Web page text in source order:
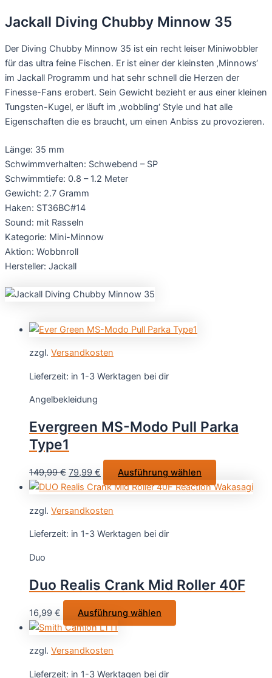
Jackall Diving Chubby Minnow 35
Der Diving Chubby Minnow 35 ist ein recht leiser Miniwobbler
für das ultra feine Fischen. Er ist einer der kleinsten ‚Minnows‘
im Jackall Programm und hat sehr schnell die Herzen der
Finesse-Fans erobert. Sein Gewicht bezieht er aus einer kleinen
Tungsten-Kugel, er läuft im ‚wobbling‘ Style und hat alle
Eigenschaften die es braucht, um einen Anbiss zu provozieren.
Länge: 35 mm
Schwimmverhalten: Schwebend – SP
Schwimmtiefe: 0.8 – 1.2 Meter
Gewicht: 2.7 Gramm
Haken: ST36BC#14
Sound: mit Rasseln
Kategorie: Mini-Minnow
Aktion: Wobbnroll
Hersteller: Jackall
zzgl. Versandkosten
Lieferzeit: in 1-3 Werktagen bei dir
Angelbekleidung
Evergreen MS-Modo Pull Parka
Type1
149,99€ Ursprünglicher
Preis
149,99 €
79,99 € Aktueller
Preis
79,99 €.
Ausführung wählen
Produkt
können
zzgl. Versandkosten
Lieferzeit: in 1-3 Werktagen bei dir
Duo
Duo Realis Crank Mid Roller 40F
16,99 € Ausführung wählen
Produkt
zzgl. Versandkosten
Lieferzeit: in 1-3 Werktagen bei dir